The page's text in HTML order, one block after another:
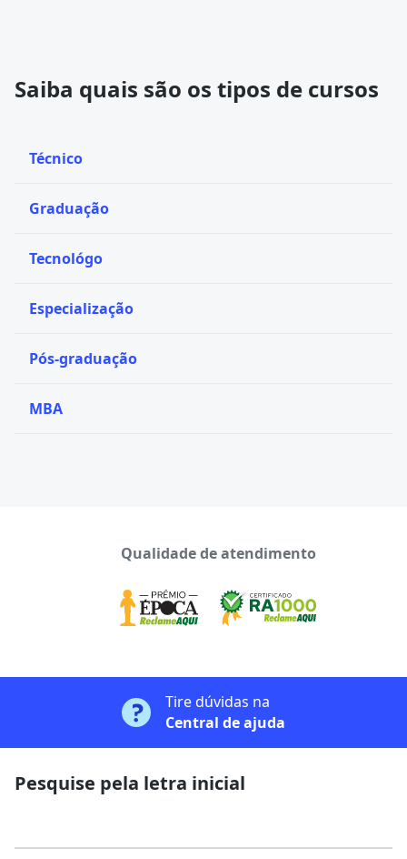
Saiba quais são os tipos de cursos
Técnico
Graduação
Tecnológo
Especialização
Pós-graduação
MBA
Qualidade de atendimento
Tire dúvidas na
Central de ajuda
Pesquise pela letra inicial